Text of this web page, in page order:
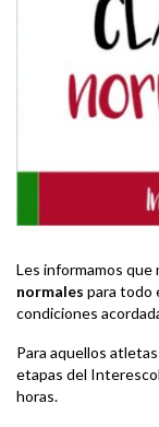
Les informamos que
normales para todo
condiciones
Para aquellos
etapas del
horas.